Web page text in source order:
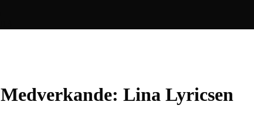
Medverkande: Lina Lyricsen